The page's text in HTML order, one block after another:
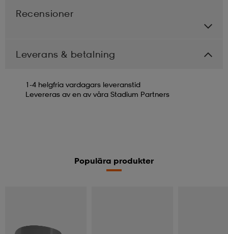
Recensioner
Leverans & betalning
1-4 helgfria vardagars leveranstid
Levereras av en av våra Stadium Partners
Populära produkter